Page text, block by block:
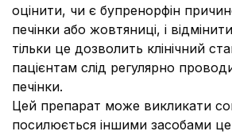
оцінити, чи є бупренорфін
печінки або жовтяниці, і
тільки це дозволить клінічний
пацієнтам слід регулярно
печінки.
Цей препарат може викликати
посилюється іншими засобами